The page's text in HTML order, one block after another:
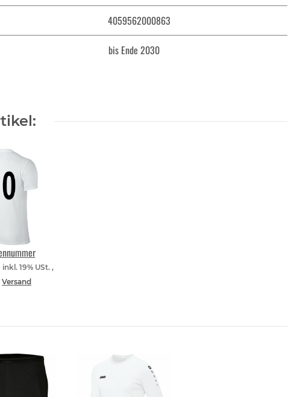
4059562000863
bis Ende 2030
inkl. 19% USt. ,
Versand